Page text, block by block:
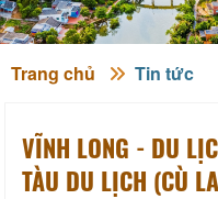
Trang chủ Tin tức
VĨNH LONG - DU
TÀU DU LỊCH (CÙ